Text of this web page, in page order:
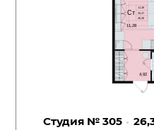
Студия № 305